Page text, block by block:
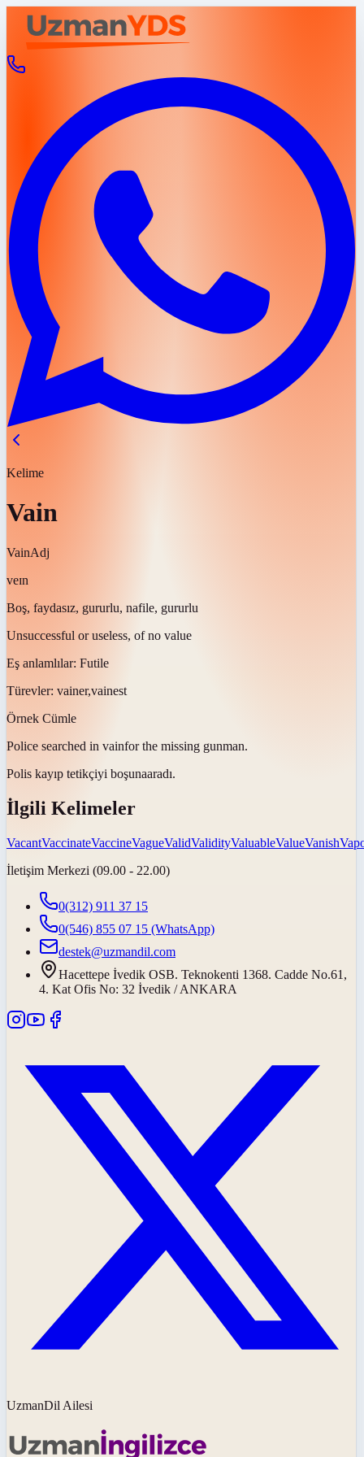
Kelime
Vain
VainAdj
veɪn
Boş, faydasız, gururlu, nafile, gururlu
Unsuccessful or useless, of no value
Eş anlamlılar: Futile
Türevler: vainer,vainest
Örnek Cümle
Police searched in vainfor the missing gunman.
Polis kayıp tetikçiyi boşunaaradı.
İlgili Kelimeler
VacantVaccinateVaccineVagueValidValidityValuableValueVanish
İletişim Merkezi (09.00 - 22.00)
0(312) 911 37 15
0(546) 855 07 15 (WhatsApp)
destek@uzmandil.com
Hacettepe İvedik OSB. Teknokenti 1368. Cadde No.61,
4. Kat Ofis No: 32 İvedik / ANKARA
UzmanDil Ailesi